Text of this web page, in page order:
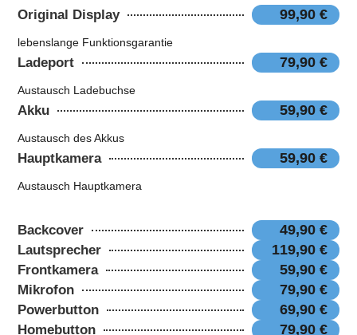
Original Display 99,90 €
lebenslange Funktionsgarantie
Ladeport 79,90 €
Austausch Ladebuchse
Akku 59,90 €
Austausch des Akkus
Hauptkamera 59,90 €
Austausch Hauptkamera
Backcover 49,90 €
Lautsprecher 119,90 €
Frontkamera 59,90 €
Mikrofon 79,90 €
Powerbutton 69,90 €
Homebutton 79,90 €